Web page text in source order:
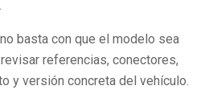
basta con que el modelo sea
referencias, conectores,
y versión concreta del vehículo.